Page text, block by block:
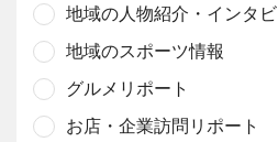
地域の人物紹介・インタ
地域のスポーツ情報
グルメリポート
お店・企業訪問リポート